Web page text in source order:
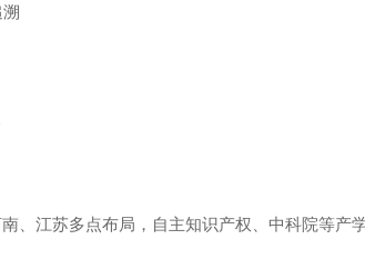
、江苏多点布局，自主知识产权、中科院等产